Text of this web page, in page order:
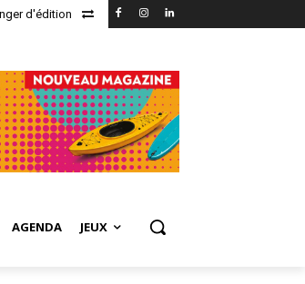
d'édition
AGENDA JEUX